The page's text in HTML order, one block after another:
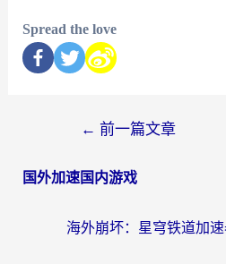
Spread the love
← 前一篇文章
国外加速国内游戏